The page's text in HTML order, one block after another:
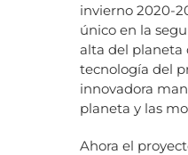
invierno 2020-
único en la
alta del planeta
tecnología del
innovadora
planeta y las
Ahora el